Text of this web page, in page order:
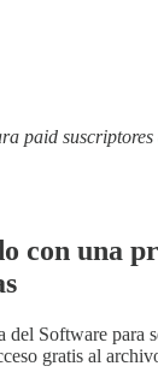
paid
con una
del Software para
gratis al